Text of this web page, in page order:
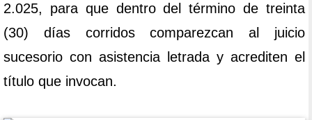
2.025, para que dentro del término de treinta
(30) días corridos comparezcan al juicio
sucesorio con asistencia letrada y acrediten el
título que invocan.